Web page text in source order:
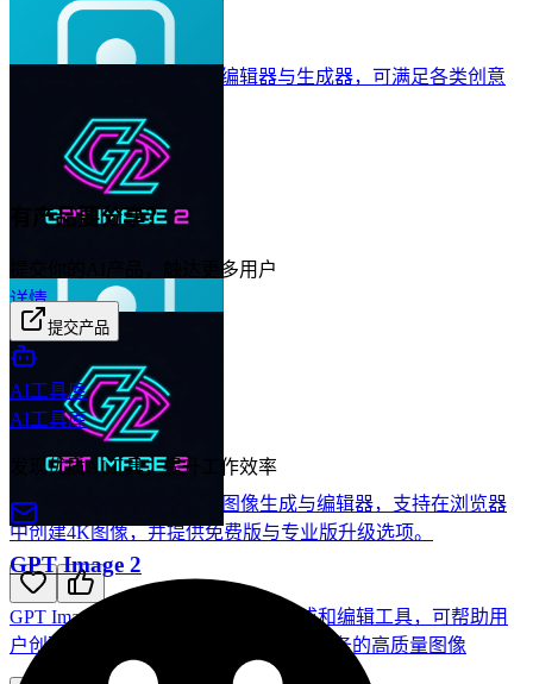
AI Nana Banana
一款快速、智能的AI图像编辑器与生成器，可满足各类创意
Z Image 2 Studio
Z Image 2.0 是一款在线AI图像生成与编辑器，支持在浏览器
中创建4K图像，并提供免费版与专业版升级选项。
详情
GPT Image 2
GPT Image 2 是一款在线 AI 图像生成和编辑工具，可帮助用
户创建、编辑和导出用于营销和电子商务的高质量图像
有产品要分享？
提交你的AI产品，触达更多用户
提交产品
AI工具库
AI工具库
发现优质AI工具，提升工作效率